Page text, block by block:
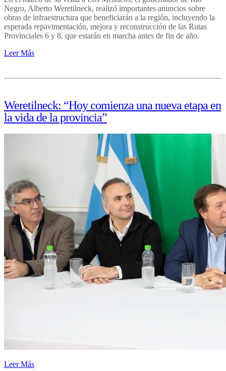
Negro, Alberto Weretilneck, realizó importantes anuncios sobre
obras de infraestructura que beneficiarán a la región, incluyendo la
esperada repavimentación, mejora y reconstrucción de las Rutas
Provinciales 6 y 8, que estarán en marcha antes de fin de año.
Leer Más
Weretilneck: “Hoy comienza una nueva etapa en
la vida de la provincia”
Leer Más